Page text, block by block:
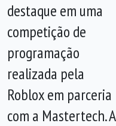
destaque em uma
competição de
programação
realizada pela
Roblox em parceria
com a Mastertech. A